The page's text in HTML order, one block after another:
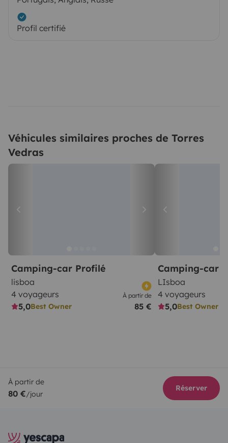
Profil certifié
Véhicules similaires proches de Torres
Vedras
Camping-car Profilé
lisboa
4 voyageurs
5,0Best Owner
À partir de
85 €
Camping-car
LIsboa
4 voyageurs
5,0Best Owner
À partir de
80 €/jour
Réserver